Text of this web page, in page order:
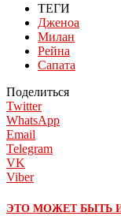
ТЕГИ
Дженоа
Милан
Рейна
Сапата
Поделиться
Twitter
WhatsApp
Email
Telegram
VK
Viber
ЭТО МОЖЕТ БЫТЬ